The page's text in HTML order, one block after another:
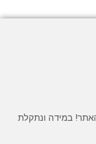
במידה ונתקלת